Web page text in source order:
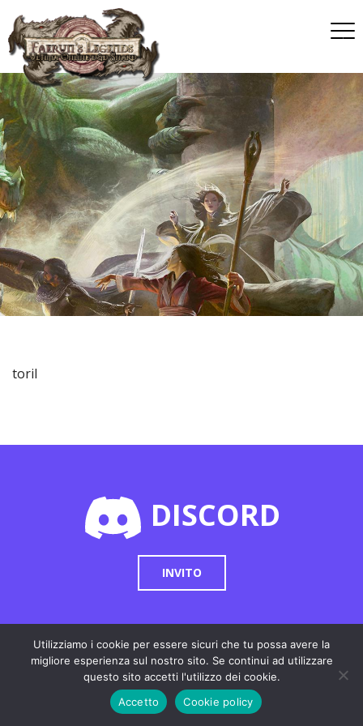
toril
DISCORD
INVITO
Cookie Policy| Privacy Policy
Utilizziamo i cookie per essere sicuri che tu possa avere la
migliore esperienza sul nostro sito. Se continui ad utilizzare
questo sito accetti l'utilizzo dei cookie.
Accetto
Cookie policy